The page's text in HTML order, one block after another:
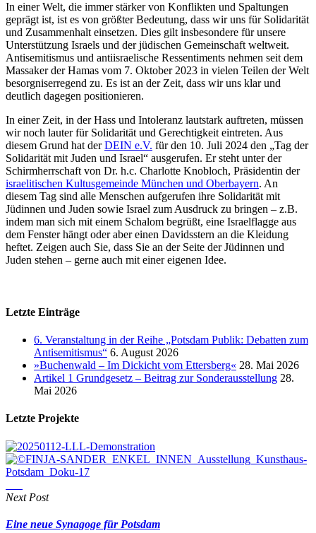
In einer Welt, die immer stärker von Konflikten und Spaltungen
geprägt ist, ist es von größter Bedeutung, dass wir uns für Solidarität
und Zusammenhalt einsetzen. Dies gilt insbesondere für unsere
Unterstützung Israels und der jüdischen Gemeinschaft weltweit.
Antisemitismus und antiisraelische Ressentiments nehmen seit dem
Massaker der Hamas vom 7. Oktober 2023 in vielen Teilen der Welt
besorgniserregend zu. Es ist an der Zeit, dass wir uns klar und
deutlich dagegen positionieren.
In einer Zeit, in der Hass und Intoleranz lautstark auftreten, müssen
wir noch lauter für Solidarität und Gerechtigkeit eintreten. Aus
diesem Grund hat derDEIN e.V. für den 10. Juli 2024 den „Tag der
Solidarität mit Juden und Israel“ ausgerufen. Er steht unter der
Schirmherrschaft von Dr. h.c. Charlotte Knobloch, Präsidentin der
israelitischen Kultusgemeinde München und Oberbayern. An
diesem Tag sind alle Menschen aufgerufen ihre Solidarität mit
Jüdinnen und Juden sowie Israel zum Ausdruck zu bringen – z.B.
indem man sich mit einem Schalom begrüßt, eine Israelflagge aus
dem Fenster hängt oder aber einen Davidsstern an die Kleidung
heftet. Zeigen auch Sie, dass Sie an der Seite der Jüdinnen und
Juden stehen – gerne auch mit einer eigenen Idee.
Letzte Einträge
6. Veranstaltung in der Reihe „Potsdam Publik: Debatten zum
Antisemitismus“ 6. August 2026
»Buchenwald – Im Dickicht vom Ettersberg« 28. Mai 2026
Artikel 1 Grundgesetz – Beitrag zur Sonderausstellung 28.
Mai 2026
Letzte Projekte
Next Post
Eine neue Synagoge für Potsdam